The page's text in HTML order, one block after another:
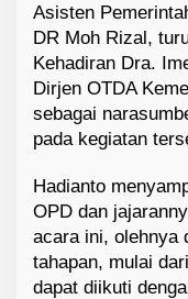
Asisten
DR Moh Rizal,
Kehadiran Dra.
Dirjen OTDA
sebagai
pada kegiatan
Hadianto
OPD dan
acara ini, olehnya
tahapan, mulai
dapat diikuti